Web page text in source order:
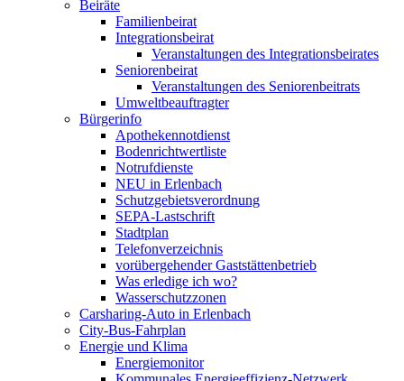
Beiräte
Familienbeirat
Integrationsbeirat
Veranstaltungen des Integrationsbeirates
Seniorenbeirat
Veranstaltungen des Seniorenbeitrats
Umweltbeauftragter
Bürgerinfo
Apothekennotdienst
Bodenrichtwertliste
Notrufdienste
NEU in Erlenbach
Schutzgebietsverordnung
SEPA-Lastschrift
Stadtplan
Telefonverzeichnis
vorübergehender Gaststättenbetrieb
Was erledige ich wo?
Wasserschutzzonen
Carsharing-Auto in Erlenbach
City-Bus-Fahrplan
Energie und Klima
Energiemonitor